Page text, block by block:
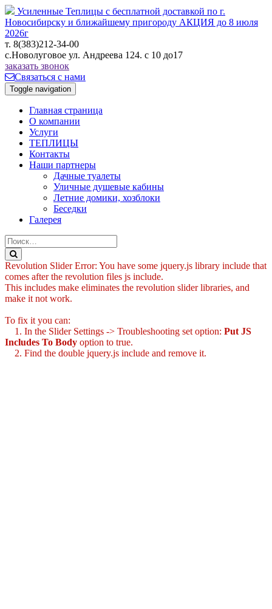
Усиленные Теплицы с бесплатной доставкой по г.
Новосибирску и ближайшему пригороду АКЦИЯ до 8 июля
2026г
т. 8(383)212-34-00
с.Новолуговое ул. Андреева 124. с 10 до17
заказать звонок
Связаться с нами
Toggle navigation
Главная страница
О компании
Услуги
ТЕПЛИЦЫ
Контакты
Наши партнеры
Дачные туалеты
Уличные душевые кабины
Летние домики, хозблоки
Беседки
Галерея
Revolution Slider Error: You have some jquery.js library include that
comes after the revolution files js include.
This includes make eliminates the revolution slider libraries, and
make it not work.
To fix it you can:
1. In the Slider Settings -> Troubleshooting set option: Put JS
Includes To Body option to true.
2. Find the double jquery.js include and remove it.